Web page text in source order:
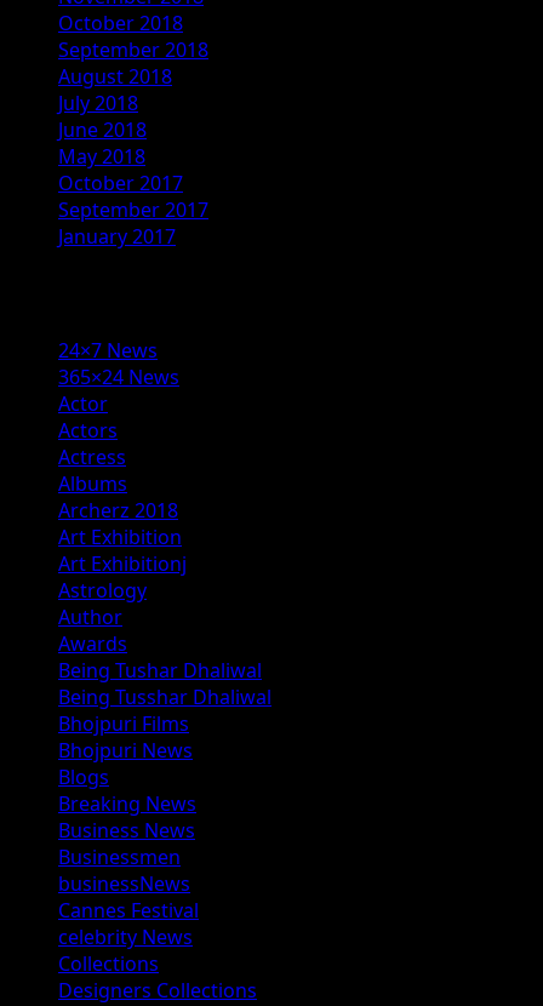
October 2018
September 2018
August 2018
July 2018
June 2018
May 2018
October 2017
September 2017
January 2017
24×7 News
365×24 News
Actor
Actors
Actress
Albums
Archerz 2018
Art Exhibition
Art Exhibitionj
Astrology
Author
Awards
Being Tushar Dhaliwal
Being Tusshar Dhaliwal
Bhojpuri Films
Bhojpuri News
Blogs
Breaking News
Business News
Businessmen
businessNews
Cannes Festival
celebrity News
Collections
Designers Collections